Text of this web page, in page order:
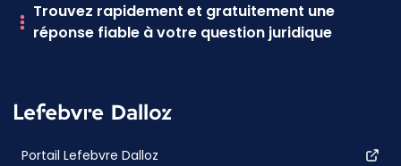
Trouvez rapidement et gratuitement une
réponse fiable à votre question juridique
Portail Lefebvre Dalloz